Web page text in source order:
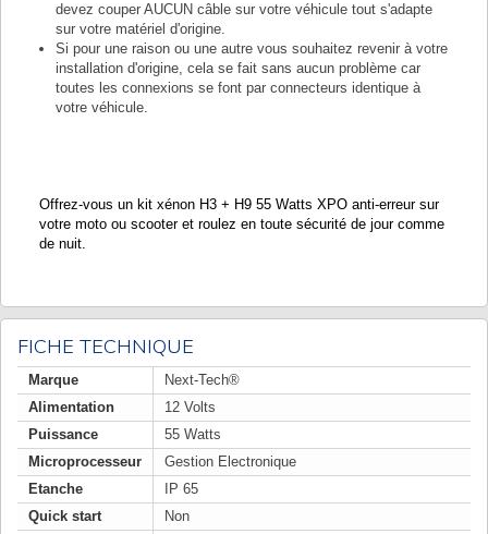
devez couper AUCUN câble sur votre véhicule tout s'adapte
sur votre matériel d'origine.
Si pour une raison ou une autre vous souhaitez revenir à votre
installation d'origine, cela se fait sans aucun problème car
toutes les connexions se font par connecteurs identique à
votre véhicule.
Offrez-vous un kit xénon H3 + H9 55 Watts XPO anti-erreur sur
votre moto ou scooter et roulez en toute sécurité de jour comme
de nuit.
FICHE TECHNIQUE
Marque
Next-Tech®
Alimentation
12 Volts
Puissance
55 Watts
Microprocesseur
Gestion Electronique
Etanche
IP 65
Quick start
Non